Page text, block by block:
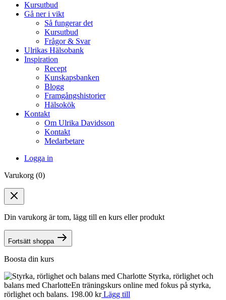
Kursutbud
Gå ner i vikt
Så fungerar det
Kursutbud
Frågor & Svar
Ulrikas Hälsobank
Inspiration
Recept
Kunskapsbanken
Blogg
Framgångshistorier
Hälsokök
Kontakt
Om Ulrika Davidsson
Kontakt
Medarbetare
Logga in
Varukorg (0)
Din varukorg är tom, lägg till en kurs eller produkt
Fortsätt shoppa
Boosta din kurs
Styrka, rörlighet och
balans med CharlotteEn träningskurs online med fokus på styrka,
rörlighet och balans. 198.00 krLägg till